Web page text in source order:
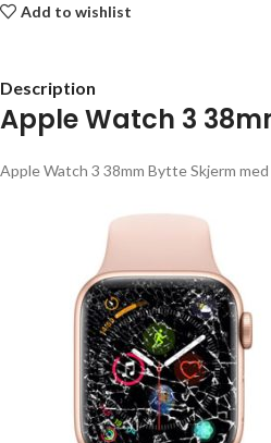
Add to wishlist
Description
Apple Watch 3
Apple Watch 3 38mm Bytte Skjerm